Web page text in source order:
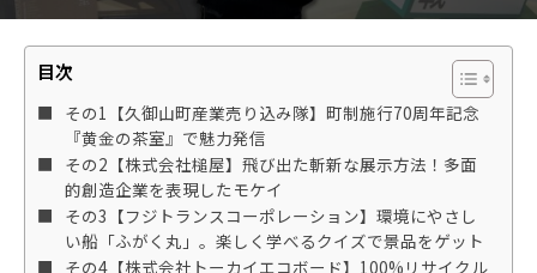
目次
その1【久御山町産業売り込み隊】町制施行70周年記念
『黄金の茶室』で魅力発信
その2【株式会社槌屋】飛び出た斬新な展示方法！多面
的創造企業を表現したモケイ
その3【フジトランスコーポレーション】環境にやさし
い船「ふがく丸」。楽しく学べるクイズで景品をゲット
その4【株式会社トーカイエコボード】100%リサイクル